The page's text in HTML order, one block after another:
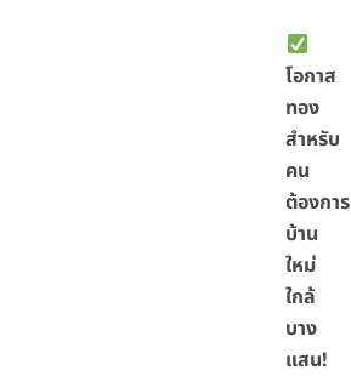
โอกาส
ทอง
สำหรับ
คน
ต้องการ
บ้าน
ใหม่
ใกล้
บาง
แสน!